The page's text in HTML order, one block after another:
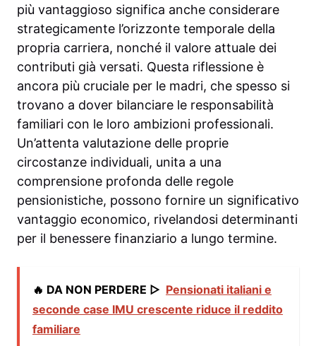
più vantaggioso significa anche considerare
strategicamente l’orizzonte temporale della
propria carriera, nonché il valore attuale dei
contributi già versati. Questa riflessione è
ancora più cruciale per le madri, che spesso si
trovano a dover bilanciare le responsabilità
familiari con le loro ambizioni professionali.
Un’attenta valutazione delle proprie
circostanze individuali, unita a una
comprensione profonda delle regole
pensionistiche, possono fornire un significativo
vantaggio economico, rivelandosi determinanti
per il benessere finanziario a lungo termine.
🔥 DA NON PERDERE ▷ Pensionati italiani e
seconde case IMU crescente riduce il reddito
familiare